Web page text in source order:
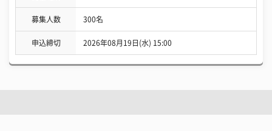
募集人数 300名
申込締切 2026年08月19日(水) 15:00